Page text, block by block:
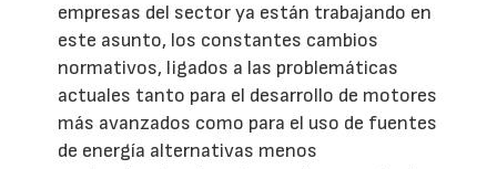
empresas del sector ya están trabajando en
este asunto, los constantes cambios
normativos, ligados a las problemáticas
actuales tanto para el desarrollo de motores
más avanzados como para el uso de fuentes
de energía alternativas menos